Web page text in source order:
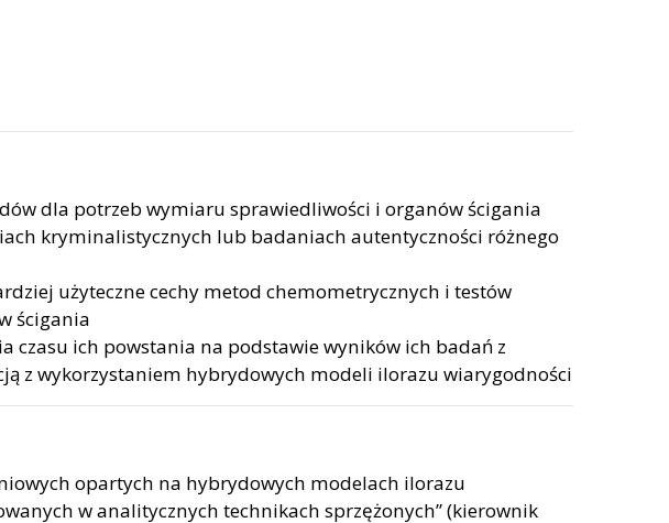
dla potrzeb wymiaru sprawiedliwości i organów ścigania
kryminalistycznych lub badaniach autentyczności różnego
użyteczne cechy metod chemometrycznych i testów
ścigania
ich powstania na podstawie wyników ich badań z
z wykorzystaniem hybrydowych modeli ilorazu wiarygodności
opartych na hybrydowych modelach ilorazu
w analitycznych technikach sprzężonych” (kierownik